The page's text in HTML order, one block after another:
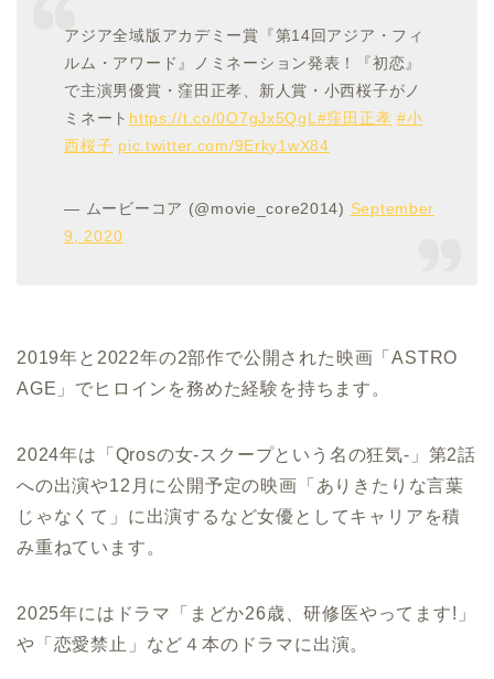
アジア全域版アカデミー賞『第14回アジア・フィ
ルム・アワード』ノミネーション発表！『初恋』
で主演男優賞・窪田正孝、新人賞・小西桜子がノ
ミネート https://t.co/0O7gJx5QgL #窪田正孝 #小
西桜子 pic.twitter.com/9Erky1wX84
— ムービーコア (@movie_core2014) September
9, 2020
2019年と2022年の2部作で公開された映画「ASTRO
AGE」でヒロインを務めた経験を持ちます。
2024年は「Qrosの女-スクープという名の狂気-」第2話
への出演や12月に公開予定の映画「ありきたりな言葉
じゃなくて」に出演するなど女優としてキャリアを積
み重ねています。
2025年にはドラマ「まどか26歳、研修医やってます!」
や「恋愛禁止」など４本のドラマに出演。